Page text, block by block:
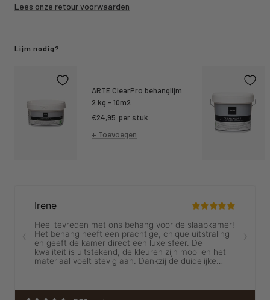
Lees onze retour voorwaarden
Lijm nodig?
ARTE ClearPro behanglijm
2 kg - 10m2
Kortings
prijs
€24,95 per stuk
+ Toevoegen